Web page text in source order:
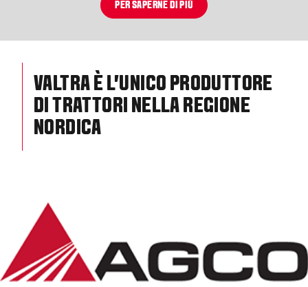
PER SAPERNE DI PIÙ
VALTRA È L'UNICO PRODUTTORE
DI TRATTORI NELLA REGIONE
NORDICA